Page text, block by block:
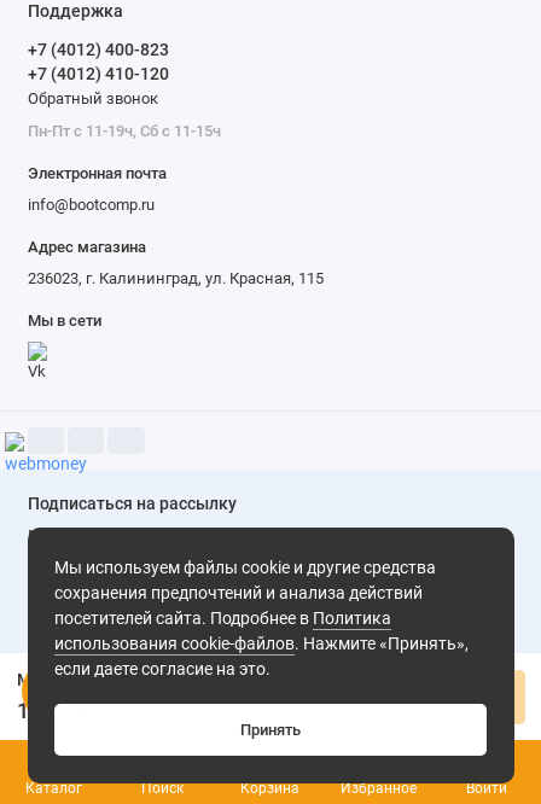
Каталог Поиск Корзина
0
Избранное
Войти
1 420 ₽
Мы используем файлы cookie и другие средства
сохранения предпочтений и анализа действий
посетителей сайта. Подробнее в Политика
использования cookie-файлов. Нажмите «Принять»,
если даете согласие на это.
Принять
Поддержка
+7 (4012) 400-823
+7 (4012) 410-120
Обратный звонок
Пн-Пт с 11-19ч, Сб с 11-15ч
Электронная почта
info@bootcomp.ru
Адрес магазина
236023, г. Калининград, ул. Красная, 115
Мы в сети
Подписаться на рассылку
Мы не будем присылать вам спам. Только скидки и
выгодные предложения
обработку персональных данных.